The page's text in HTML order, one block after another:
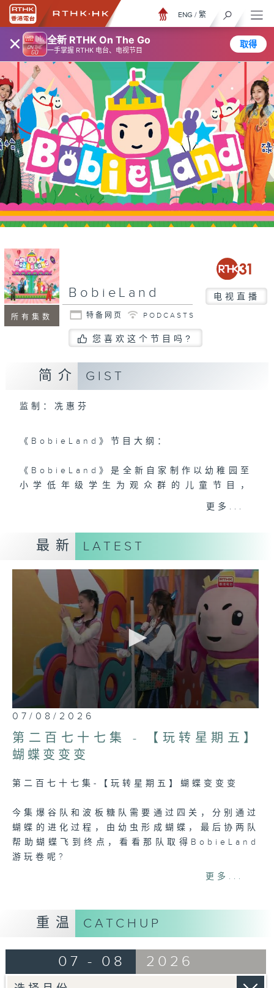
× 全新 RTHK On The Go
一手掌握 RTHK 电台、电视节目
取得
ENG / 繁
所有集数
BobieLand 电视直播
特备网页 PODCASTS
您喜欢这个节目吗?
简介 GIST
监制：冼惠芬
《BobieLand》节目大纲：
《BobieLand》是全新自家制作以幼稚园至
小学低年级学生为观众群的儿童节目，
BobieLand以主角Okie Bobie而命名，
事启发孩子的想像力，录影厂更以大型LED
屏幕显示出绘本内容，令现场小朋友及家庭观
众仿如置身童话书中。每星期会邀请星级爸爸
妈妈亲临录影厂跟小朋友分享绘本故事，节目
更穿插不同环节，例如手工、科学实验、魔
术、小煮食、律动、冷知识、特别嘉宾分享、
以及游戏时间等等。《BobieLand》的四位
园长Kevin 哥哥（吴佩隆）、碌碌姐姐、澔
天哥哥（谭澔天）、Sarah 姐姐（李蒨
怡）、及一班可爱爆灯的小队长锋锋、
Jamie 、薯片、 Mika、QQ，再搭档胖嘟
嘟的乐园管理员Okie Bobie及三只小布
偶，分别是贪吃的甜CC、贪玩的Wheel仔、
及善解人意的花哩碌，为BobieLand增添不
少欢乐气氛。
更多...
最新 LATEST
0
seconds
of
15
minutes,
7
07/08/2026
第二百七十七集 - 【玩转星期五】
蝴蝶变变变
第二百七十七集-【玩转星期五】蝴蝶变变变
今集爆谷队和波板糖队需要通过四关，分别通过
蝴蝶的进化过程，由幼虫形成蝴蝶，最后协两队
帮助蝴蝶飞到终点，看看那队取得BobieLand
游玩卷呢?
Tag: BobieLand , Okie Bobie
更多...
重温 CATCHUP
07 - 08 2026